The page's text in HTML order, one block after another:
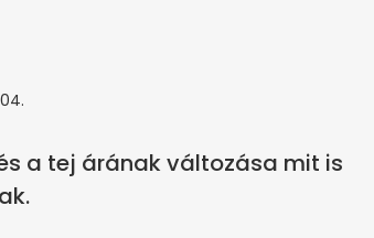
a tej árának változása mit is